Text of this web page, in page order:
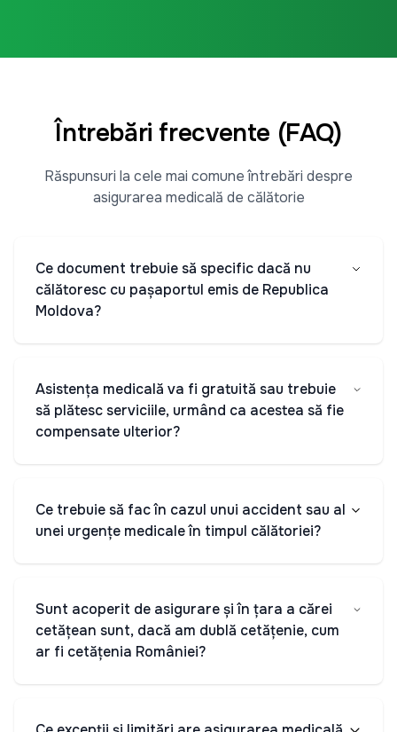
Întrebări frecvente (FAQ)
Răspunsuri la cele mai comune întrebări despre
asigurarea medicală de călătorie
Ce document trebuie să specific dacă nu
călătoresc cu pașaportul emis de Republica
Moldova?
Asistența medicală va fi gratuită sau trebuie
să plătesc serviciile, urmând ca acestea să fie
compensate ulterior?
Ce trebuie să fac în cazul unui accident sau al
unei urgențe medicale în timpul călătoriei?
Sunt acoperit de asigurare și în țara a cărei
cetățean sunt, dacă am dublă cetățenie, cum
ar fi cetățenia României?